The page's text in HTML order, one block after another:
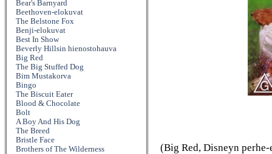
Bear's Barnyard
Beethoven-elokuvat
The Belstone Fox
Benji-elokuvat
Best In Show
Beverly Hillsin hienostohauva
Big Red
The Big Stuffed Dog
Bim Mustakorva
Bingo
The Biscuit Eater
Blood & Chocolate
Bolt
A Boy And His Dog
The Breed
Bristle Face
Brothers of The Wilderness
(Big Red, Disneyn